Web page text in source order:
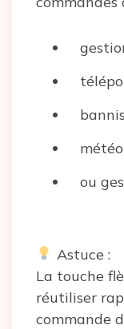
ou
Astuce :
La touche
réutiliser
commande